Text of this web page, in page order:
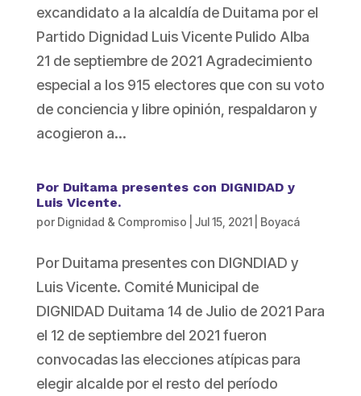
excandidato a la alcaldía de Duitama por el
Partido Dignidad Luis Vicente Pulido Alba
21 de septiembre de 2021 Agradecimiento
especial a los 915 electores que con su voto
de conciencia y libre opinión, respaldaron y
acogieron a...
Por Duitama presentes con DIGNIDAD y
Luis Vicente.
por Dignidad & Compromiso Jul 15, 2021 Boyacá
Por Duitama presentes con DIGNDIAD y
Luis Vicente. Comité Municipal de
DIGNIDAD Duitama 14 de Julio de 2021 Para
el 12 de septiembre del 2021 fueron
convocadas las elecciones atípicas para
elegir alcalde por el resto del período